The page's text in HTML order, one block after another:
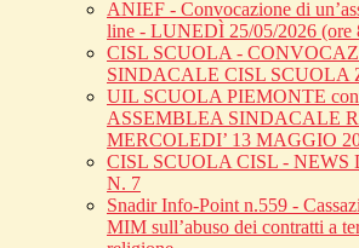
ANIEF - Convocazione di
line - LUNEDÌ 25/05/2026 (ore
CISL SCUOLA -
SINDACALE CISL SCUOLA
UIL SCUOLA PIEMONTE
ASSEMBLEA SINDACALE
MERCOLEDI’ 13 MAGGIO
CISL SCUOLA CISL -
N. 7
Snadir Info-Point n.559 -
MIM sull’abuso dei contratti a